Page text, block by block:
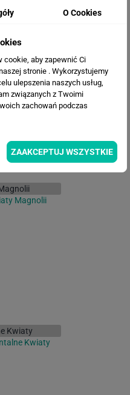
Orchidea
Magnolii
Kwiaty
O Cookies
cookie, aby zapewnić Ci
stronie . Wykorzystujemy
ulepszenia naszych usług,
związanych z Twoimi
zachowań podczas
ZAAKCEPTUJ WSZYSTKIE